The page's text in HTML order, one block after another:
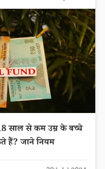
साल से कम उम्र के बच्चे
हैं? जाने नियम